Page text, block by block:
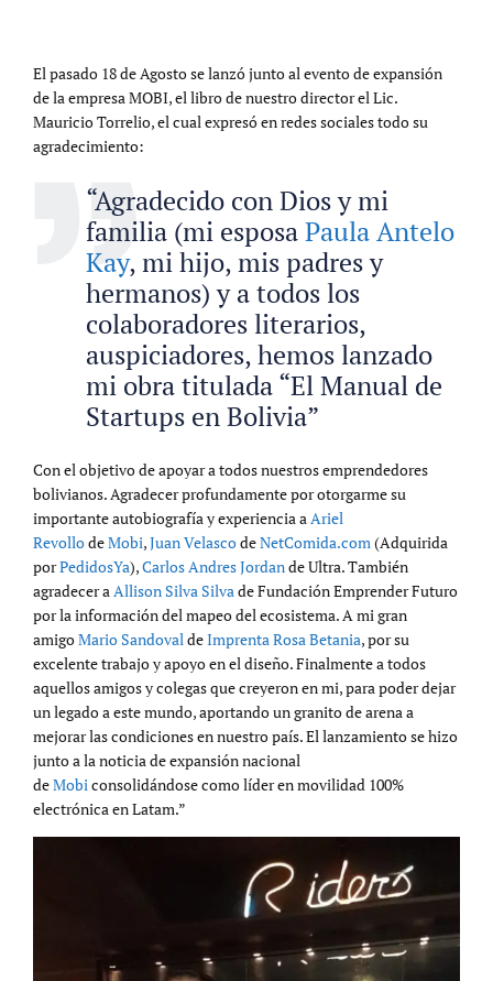
El pasado 18 de Agosto se lanzó junto al evento de expansión
de la empresa MOBI, el libro de nuestro director el Lic.
Mauricio Torrelio, el cual expresó en redes sociales todo su
agradecimiento:
“Agradecido con Dios y mi
familia (mi esposaPaula Antelo
Kay, mi hijo, mis padres y
hermanos) y a todos los
colaboradores literarios,
auspiciadores, hemos lanzado
mi obra titulada “El Manual de
Startups en Bolivia”
Con el objetivo de apoyar a todos nuestros emprendedores
bolivianos. Agradecer profundamente por otorgarme su
importante autobiografía y experiencia aAriel
RevollodeMobi,Juan VelascodeNetComida.com(Adquirida
porPedidosYa),Carlos Andres Jordande Ultra. También
agradecer aAllison Silva Silvade Fundación Emprender Futuro
por la información del mapeo del ecosistema. A mi gran
amigoMario SandovaldeImprenta Rosa Betania, por su
excelente trabajo y apoyo en el diseño. Finalmente a todos
aquellos amigos y colegas que creyeron en mi, para poder dejar
un legado a este mundo, aportando un granito de arena a
mejorar las condiciones en nuestro país. El lanzamiento se hizo
junto a la noticia de expansión nacional
deMobiconsolidándose como líder en movilidad 100%
electrónica en Latam.”